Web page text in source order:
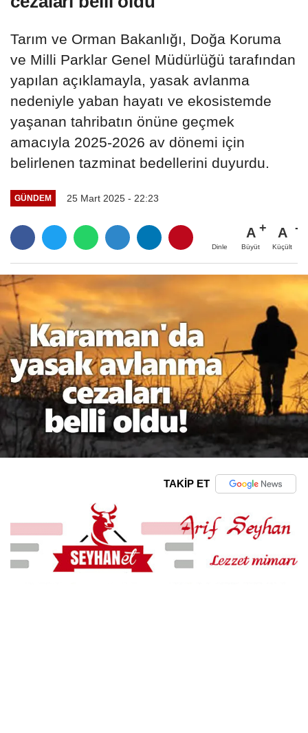
Tarım ve Orman Bakanlığı, Doğa Koruma
ve Milli Parklar Genel Müdürlüğü tarafından
yapılan açıklamayla, yasak avlanma
nedeniyle yaban hayatı ve ekosistemde
yaşanan tahribatın önüne geçmek
amacıyla 2025-2026 av dönemi için
belirlenen tazminat bedellerini duyurdu.
GÜNDEM 25 Mart 2025 - 22:23
Dinle
A
Büyüt
A
Küçült
TAKİP ET